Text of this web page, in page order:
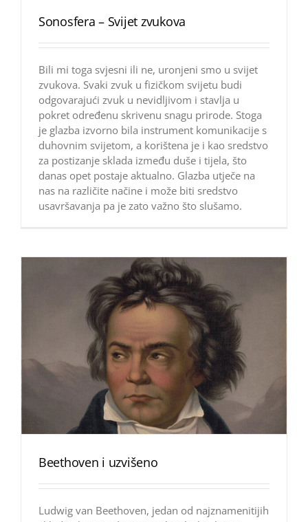
Sonosfera – Svijet zvukova
Bili mi toga svjesni ili ne, uronjeni smo u svijet
zvukova. Svaki zvuk u fizičkom svijetu budi
odgovarajući zvuk u nevidljivom i stavlja u
pokret određenu skrivenu snagu prirode. Stoga
je glazba izvorno bila instrument komunikacije s
duhovnim svijetom, a korištena je i kao sredstvo
za postizanje sklada između duše i tijela, što
danas opet postaje aktualno. Glazba utječe na
nas na različite načine i može biti sredstvo
usavršavanja pa je zato važno što slušamo.
Beethoven i uzvišeno
Ludwig van Beethoven, jedan od najznamenitijih